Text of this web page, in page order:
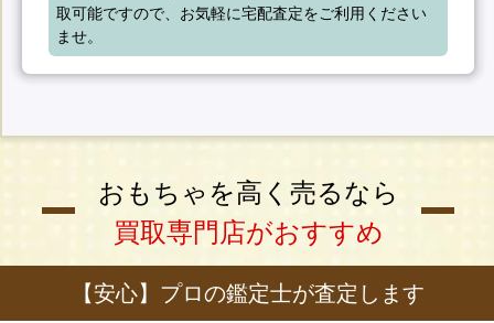
取可能ですので、お気軽に宅配査定をご利用ください
ませ。
おもちゃを高く売るなら
買取専門店がおすすめ
【安心】プロの鑑定士が査定します